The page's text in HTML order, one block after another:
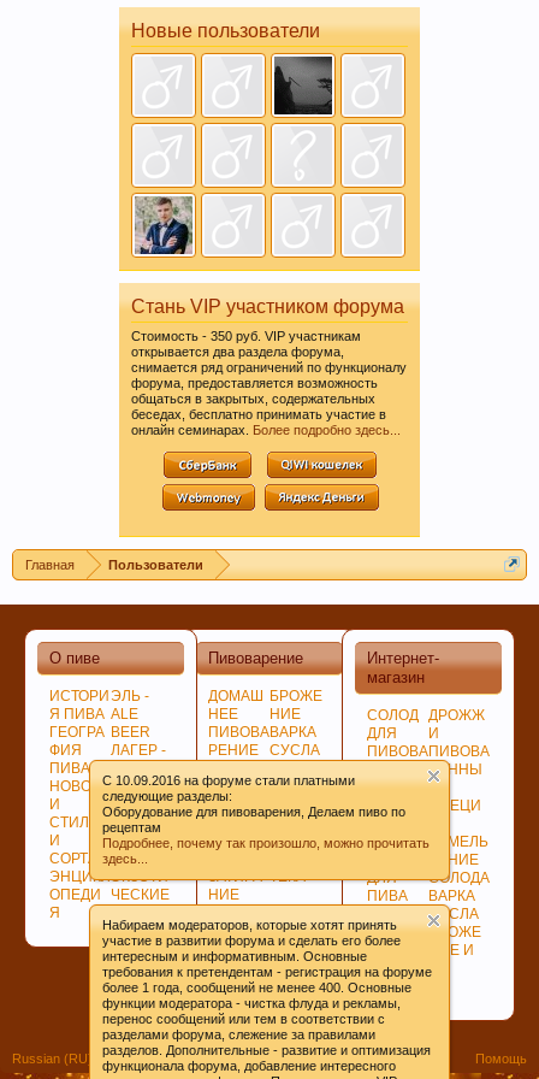
имеют информационной ценности! СПАСИБО
Этот сайт использует файлы cookie. Продолжая
пользоваться данным сайтом, Вы соглашаетесь
на использование нами Ваших файлов cookie.
Узнать больше.
C 10.09.2016 на форуме стали платными
следующие разделы:
Оборудование для пивоварения, Делаем пиво по
рецептам
Подробнее, почему так произошло, можно прочитать
здесь...
Набираем модераторов, которые хотят принять
участие в развитии форума и сделать его более
интересным и информативным. Основные
требования к претендентам - регистрация на форуме
более 1 года, сообщений не менее 400. Основные
функции модератора - чистка флуда и рекламы,
перенос сообщений или тем в соответствии с
разделами форума, слежение за правилами
разделов. Дополнительные - развитие и оптимизация
функционала форума, добавление интересного
Новые пользователи
Стань VIP участником форума
Стоимость - 350 руб. VIP участникам
открывается два раздела форума,
снимается ряд ограничений по функционалу
форума, предоставляется возможность
общаться в закрытых, содержательных
беседах, бесплатно принимать участие в
онлайн семинарах. Более подробно здесь...
Главная Пользователи
Интернет-
магазин
СОЛОД
ДЛЯ
ПИВОВА
НЕСОЛ
ОЖЕНО
СЫРЬЁ
ДЛЯ
ПИВА
ВАРКИ
ХМЕЛЯ
ДРОЖЖ
И
ПИВОВА
РЕННЫ
Е
СПЕЦИ
ИЗМЕЛЬ
ЧЕНИЕ
СОЛОДА
ВАРКА
СУСЛА
БРОЖЕ
НИЕ И
ВЫДЕРЖКА
ПИВА
О пиве
ИСТОРИ
Я ПИВА
ГЕОГРА
ФИЯ
ПИВА
НОВОСТ
И
СТИЛИ
И
СОРТА
ЭНЦИКЛ
ОПЕДИ
Я
ЭЛЬ -
ALE
BEER
ЛАГЕР -
ПО
ЦВЕТУ
ГИБРИД
НЫЕ
СОРТА
ЭКЗОТИ
ЧЕСКИЕ
Пивоварение
ДОМАШ
НЕЕ
ПИВОВА
РЕНИЕ
ОВКА,
ПРОГРА
СОВЕТ
ЗАТИРА
НИЕ
БРОЖЕ
НИЕ
ВАРКА
СУСЛА
LAGER
СОЗРЕВ
АНИЕ
ПИВА
ТЕКА
Russian (RU) Помощь